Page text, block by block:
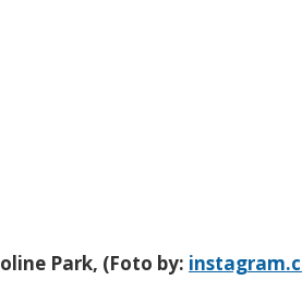
Park, (Foto by: